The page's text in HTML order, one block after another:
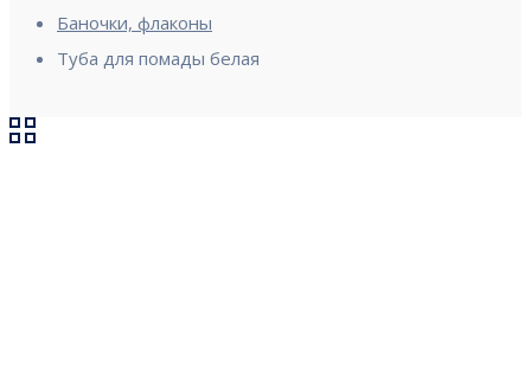
Баночки, флаконы
Туба для помады белая